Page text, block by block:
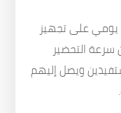
على تجهيز
التحضير
ويصل إليهم